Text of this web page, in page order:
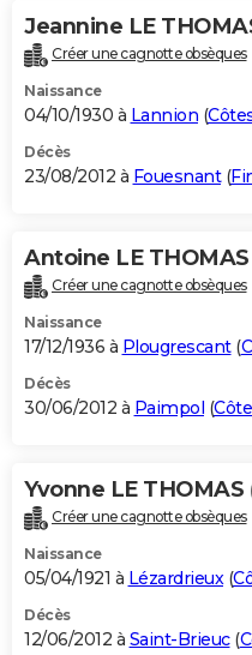
Jeannine LE
Créer une cagnotte obsèques
Naissance
04/10/1930 à Lannion (
Décès
23/08/2012 à Fouesnant(
Antoine LE THOMAS
Créer une cagnotte obsèques
Naissance
17/12/1936 à Plougrescant(
Décès
30/06/2012 à Paimpol (
Yvonne LE THOMAS
Créer une cagnotte obsèques
Naissance
05/04/1921 à Lézardrieux(
Décès
12/06/2012 à Saint-Brieuc(